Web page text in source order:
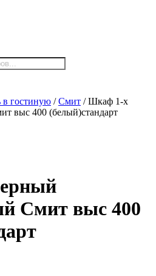
в гостиную /Смит / Шкаф 1-х
выс 400 (белый)стандарт
Смит выс 400